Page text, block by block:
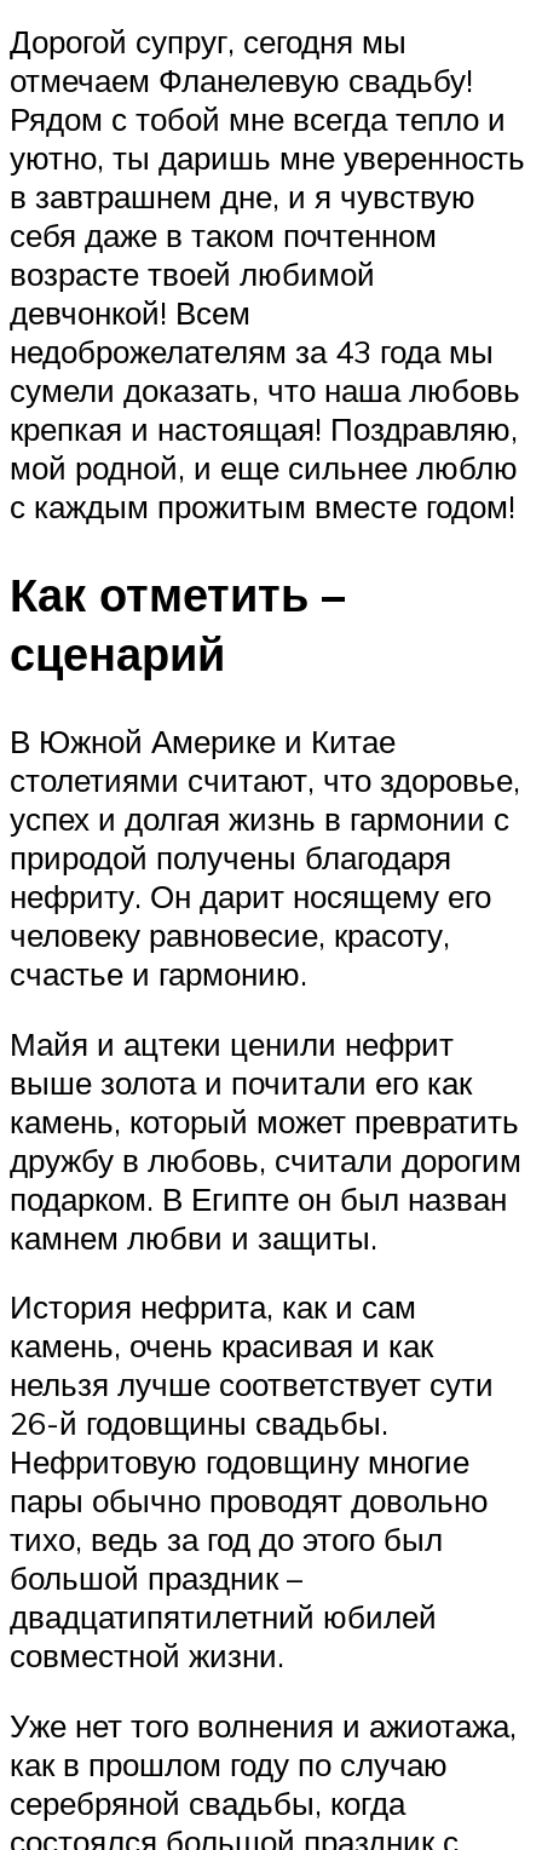
Дорогой супруг, сегодня мы
отмечаем Фланелевую свадьбу!
Рядом с тобой мне всегда тепло и
уютно, ты даришь мне уверенность
в завтрашнем дне, и я чувствую
себя даже в таком почтенном
возрасте твоей любимой
девчонкой! Всем
недоброжелателям за 43 года мы
сумели доказать, что наша любовь
крепкая и настоящая! Поздравляю,
мой родной, и еще сильнее люблю
с каждым прожитым вместе годом!
Как отметить –
сценарий
В Южной Америке и Китае
столетиями считают, что здоровье,
успех и долгая жизнь в гармонии с
природой получены благодаря
нефриту. Он дарит носящему его
человеку равновесие, красоту,
счастье и гармонию.
Майя и ацтеки ценили нефрит
выше золота и почитали его как
камень, который может превратить
дружбу в любовь, считали дорогим
подарком. В Египте он был назван
камнем любви и защиты.
История нефрита, как и сам
камень, очень красивая и как
нельзя лучше соответствует сути
26-й годовщины свадьбы.
Нефритовую годовщину многие
пары обычно проводят довольно
тихо, ведь за год до этого был
большой праздник –
двадцатипятилетний юбилей
совместной жизни.
Уже нет того волнения и ажиотажа,
как в прошлом году по случаю
серебряной свадьбы, когда
состоялся большой праздник с